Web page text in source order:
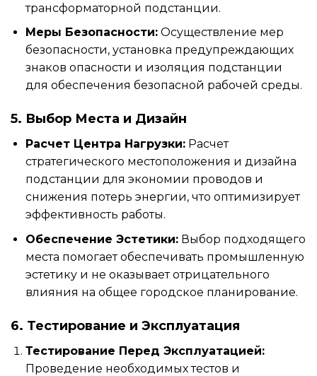
трансформаторной подстанции.
Меры Безопасности:Осуществление мер
безопасности, установка предупреждающих
знаков опасности и изоляция подстанции
для обеспечения безопасной рабочей среды.
5. Выбор Места и Дизайн
Расчет Центра Нагрузки:Расчет
стратегического местоположения и дизайна
подстанции для экономии проводов и
снижения потерь энергии, что оптимизирует
эффективность работы.
Обеспечение Эстетики:Выбор подходящего
места помогает обеспечивать промышленную
эстетику и не оказывает отрицательного
влияния на общее городское планирование.
6. Тестирование и Эксплуатация
Тестирование Перед Эксплуатацией:
Проведение необходимых тестов и